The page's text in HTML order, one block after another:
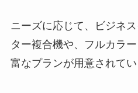
ニーズに応じて、ビジネ
ター複合機や、フルカラ
富なプランが用意されてい